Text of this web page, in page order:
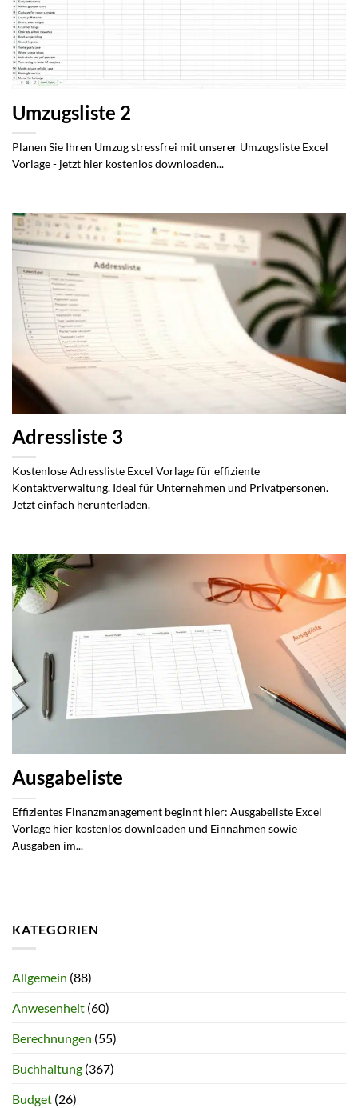
Umzugsliste 2
Planen Sie Ihren Umzug stressfrei mit unserer Umzugsliste Excel
Vorlage - jetzt hier kostenlos downloaden...
Adressliste 3
Kostenlose Adressliste Excel Vorlage für effiziente
Kontaktverwaltung. Ideal für Unternehmen und Privatpersonen.
Jetzt einfach herunterladen.
Ausgabeliste
Effizientes Finanzmanagement beginnt hier: Ausgabeliste Excel
Vorlage hier kostenlos downloaden und Einnahmen sowie
Ausgaben im...
KATEGORIEN
Allgemein (88)
Anwesenheit (60)
Berechnungen (55)
Buchhaltung (367)
Budget (26)